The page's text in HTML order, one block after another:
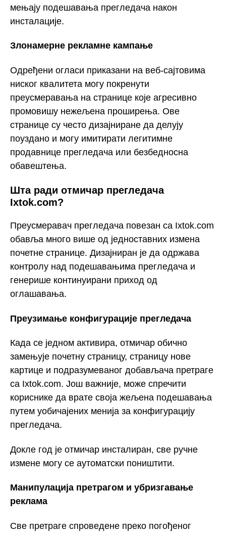
мењају подешавања прегледача након
инсталације.
Злонамерне рекламне кампање
Одређени огласи приказани на веб-сајтовима
ниског квалитета могу покренути
преусмеравања на странице које агресивно
промовишу нежељена проширења. Ове
странице су често дизајниране да делују
поуздано и могу имитирати легитимне
продавнице прегледача или безбедносна
обавештења.
Шта ради отмичар прегледача
Ixtok.com?
Преусмеравач прегледача повезан са Ixtok.com
обавља много више од једноставних измена
почетне странице. Дизајниран је да одржава
контролу над подешавањима прегледача и
генерише континуирани приход од
оглашавања.
Преузимање конфигурације прегледача
Када се једном активира, отмичар обично
замењује почетну страницу, страницу нове
картице и подразумеваног добављача претраге
са Ixtok.com. Још важније, може спречити
кориснике да врате своја жељена подешавања
путем уобичајених менија за конфигурацију
прегледача.
Докле год је отмичар инсталиран, све ручне
измене могу се аутоматски поништити.
Манипулација претрагом и убризгавање
реклама
Све претраге спроведене преко погођеног